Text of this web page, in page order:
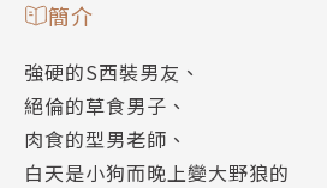
簡介
強硬的S西裝男友、
絕倫的草食男子、
肉食的型男老師、
白天是小狗而晚上變大野狼的